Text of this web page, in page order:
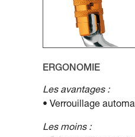
ERGONOMIE
Les avantages :
• Verrouillage
Les moins :